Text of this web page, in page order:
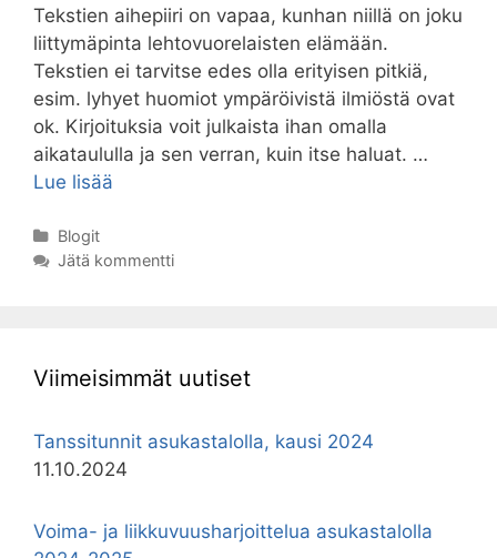
Tekstien aihepiiri on vapaa, kunhan niillä on joku
liittymäpinta lehtovuorelaisten elämään.
Tekstien ei tarvitse edes olla erityisen pitkiä,
esim. lyhyet huomiot ympäröivistä ilmiöstä ovat
ok. Kirjoituksia voit julkaista ihan omalla
aikataululla ja sen verran, kuin itse haluat. …
Lue lisää
-
Kategoriat
Blogit
Jätä kommentti
Viimeisimmät uutiset
Tanssitunnit asukastalolla, kausi 2024
11.10.2024
Voima- ja liikkuvuusharjoittelua asukastalolla